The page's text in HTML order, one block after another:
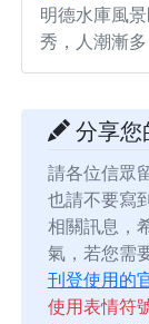
明德水庫風
秀，人潮漸
分享您
請各位信眾
也請不要寫
相關訊息，
氣，若您需
刊登使用的
使用表情符